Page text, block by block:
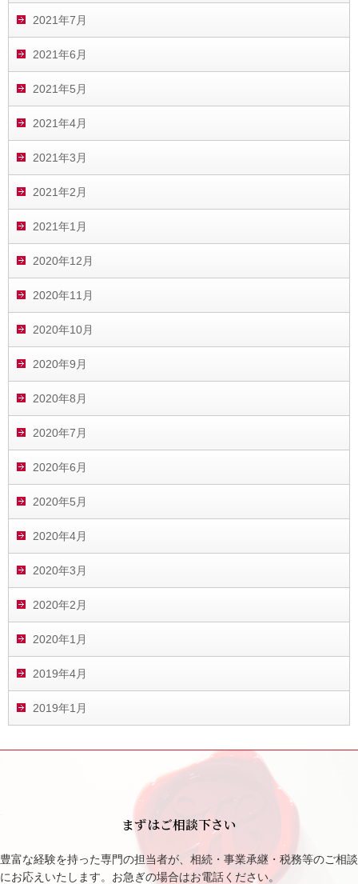
2021年7月
2021年6月
2021年5月
2021年4月
2021年3月
2021年2月
2021年1月
2020年12月
2020年11月
2020年10月
2020年9月
2020年8月
2020年7月
2020年6月
2020年5月
2020年4月
2020年3月
2020年2月
2020年1月
2019年4月
2019年1月
まずはご相談下さい
豊富な経験を持った専門の担当者が、相続・事業承継・税務等のご相談
にお応えいたします。お急ぎの場合はお電話ください。